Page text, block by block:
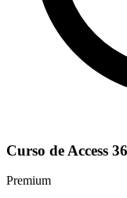
Curso de Access
Premium